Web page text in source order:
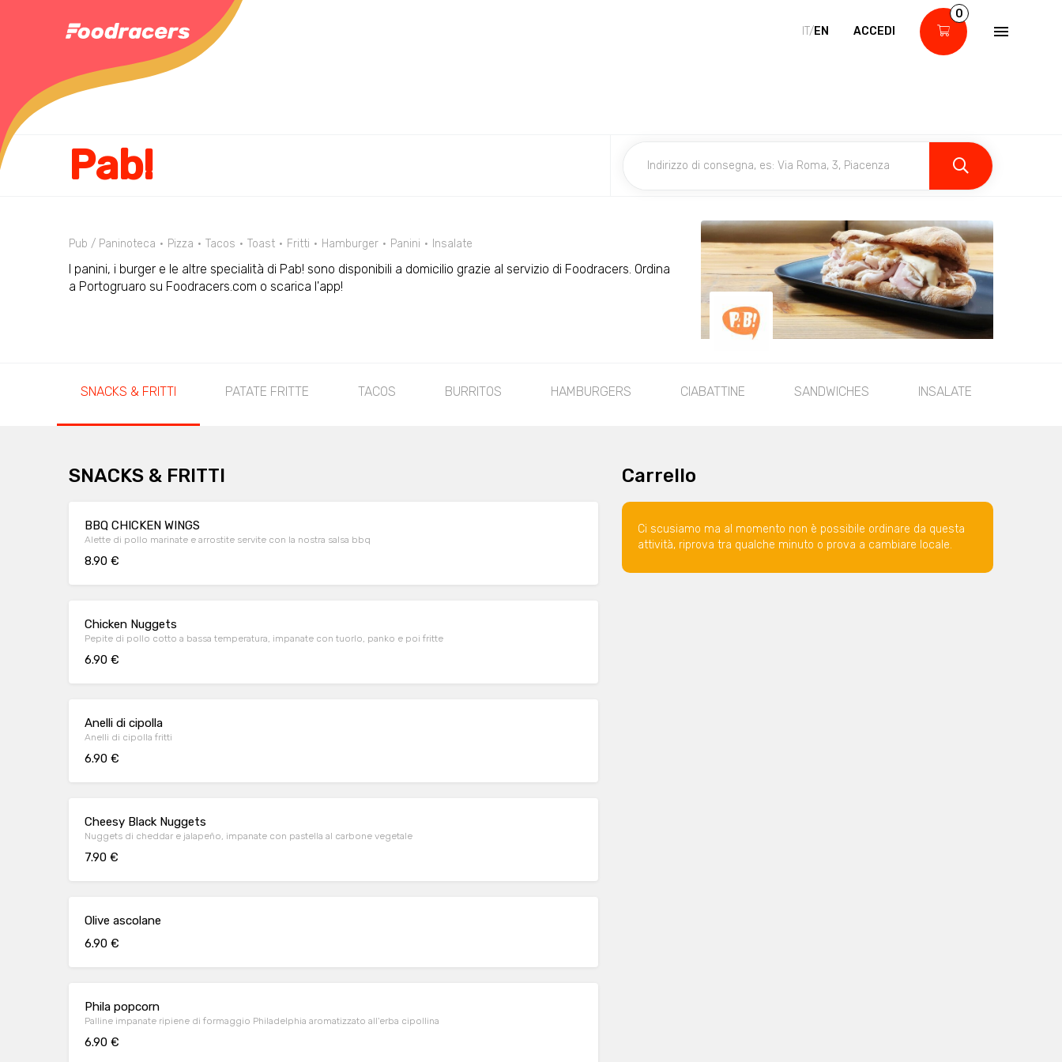
IT/EN ACCEDI
0
Pab!
Pub / Paninoteca Pizza Tacos Toast Fritti Hamburger Panini Insalate
I panini, i burger e le altre specialità di Pab! sono disponibili a domicilio grazie al servizio di Foodracers. Ordina
a Portogruaro su Foodracers.com o scarica l'app!
SNACKS & FRITTI PATATE FRITTE TACOS BURRITOS HAMBURGERS CIABATTINE SANDWICHES INSALATE
SNACKS & FRITTI
BBQ CHICKEN WINGS
Alette di pollo marinate e arrostite servite con la nostra salsa bbq
8.90 €
Chicken Nuggets
Pepite di pollo cotto a bassa temperatura, impanate con tuorlo, panko e poi fritte
6.90 €
Anelli di cipolla
Anelli di cipolla fritti
6.90 €
Cheesy Black Nuggets
Nuggets di cheddar e jalapeño, impanate con pastella al carbone vegetale
7.90 €
Olive ascolane
6.90 €
Phila popcorn
Palline impanate ripiene di formaggio Philadelphia aromatizzato all'erba cipollina
6.90 €
Carrello
Ci scusiamo ma al momento non è possibile ordinare da questa
attività, riprova tra qualche minuto o prova a cambiare locale.